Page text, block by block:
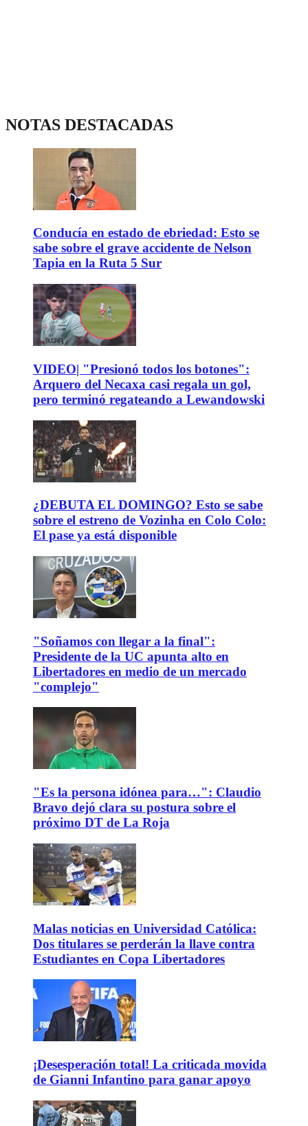
NOTAS DESTACADAS
Conducía en estado de ebriedad: Esto se
sabe sobre el grave accidente de Nelson
Tapia en la Ruta 5 Sur
VIDEO| "Presionó todos los botones":
Arquero del Necaxa casi regala un gol,
pero terminó regateando a Lewandowski
¿DEBUTA EL DOMINGO? Esto se sabe
sobre el estreno de Vozinha en Colo Colo:
El pase ya está disponible
"Soñamos con llegar a la final":
Presidente de la UC apunta alto en
Libertadores en medio de un mercado
"complejo"
"Es la persona idónea para…": Claudio
Bravo dejó clara su postura sobre el
próximo DT de La Roja
Malas noticias en Universidad Católica:
Dos titulares se perderán la llave contra
Estudiantes en Copa Libertadores
¡Desesperación total! La criticada movida
de Gianni Infantino para ganar apoyo